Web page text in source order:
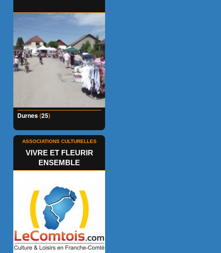
Durnes(25)
ASSOCIATIONS CULTURELLES
VIVRE ET FLEURIR
ENSEMBLE